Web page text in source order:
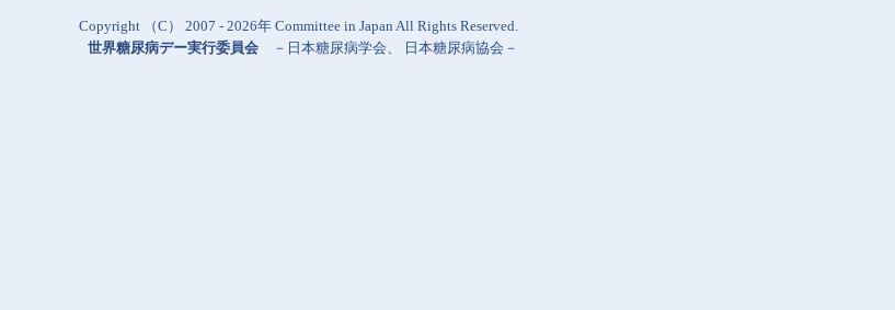
Copyright （C） 2007 - 2026年 Committee in Japan All Rights Reserved.
世界糖尿病デー実行委員会 － 日本糖尿病学会、 日本糖尿病協会 －